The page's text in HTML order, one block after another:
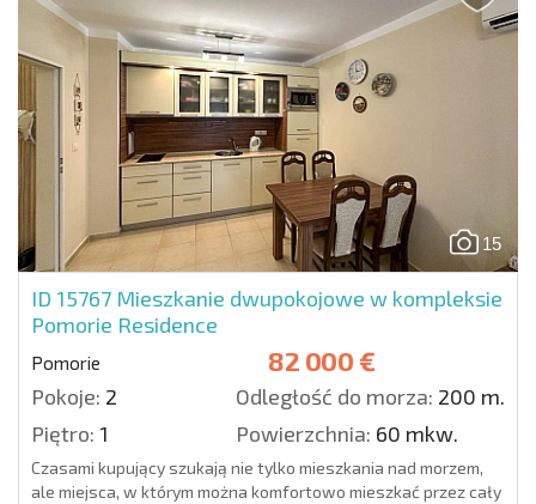
15
ID 15767 Mieszkanie dwupokojowe w kompleksie
Pomorie Residence
Pomorie 82 000 €
Pokoje: 2 Odległość do morza: 200 m.
Piętro: 1 Powierzchnia: 60 mkw.
Czasami kupujący szukają nie tylko mieszkania nad morzem,
ale miejsca, w którym można komfortowo mieszkać przez cały